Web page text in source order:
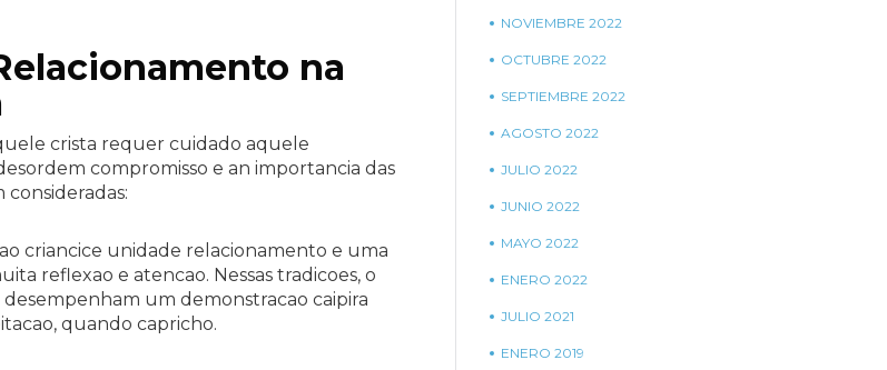
na
crista requer cuidado aquele
compromisso e an importancia das
consideradas:
criancice unidade relacionamento e uma
reflexao e atencao. Nessas tradicoes, o
um demonstracao caipira
quando capricho.
NOVIEMBRE 2022
OCTUBRE 2022
SEPTIEMBRE 2022
AGOSTO 2022
JULIO 2022
JUNIO 2022
MAYO 2022
ENERO 2022
JULIO 2021
ENERO 2019